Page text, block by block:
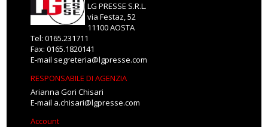
LG PRESSE S.R.L.
via Festaz, 52
11100 AOSTA
Tel: 0165.231711
Fax: 0165.1820141
E-mail segreteria@lgpresse.com
RESPONSABILE DI AGENZIA
Arianna Gori Chisari
E-mail a.chisari@lgpresse.com
Account